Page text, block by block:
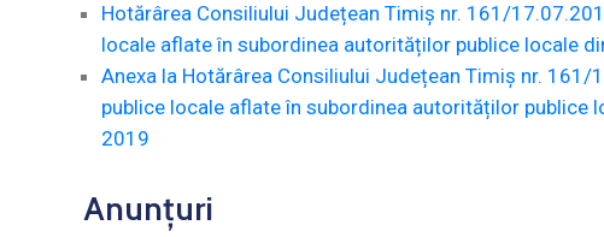
Hotărârea Consiliului Județean Timiș nr. 161/
locale aflate în subordinea autorităților publice locale
Anexa la Hotărârea Consiliului Județean Timiș nr.
publice locale aflate în subordinea autorităților publice
2019
Anunțuri